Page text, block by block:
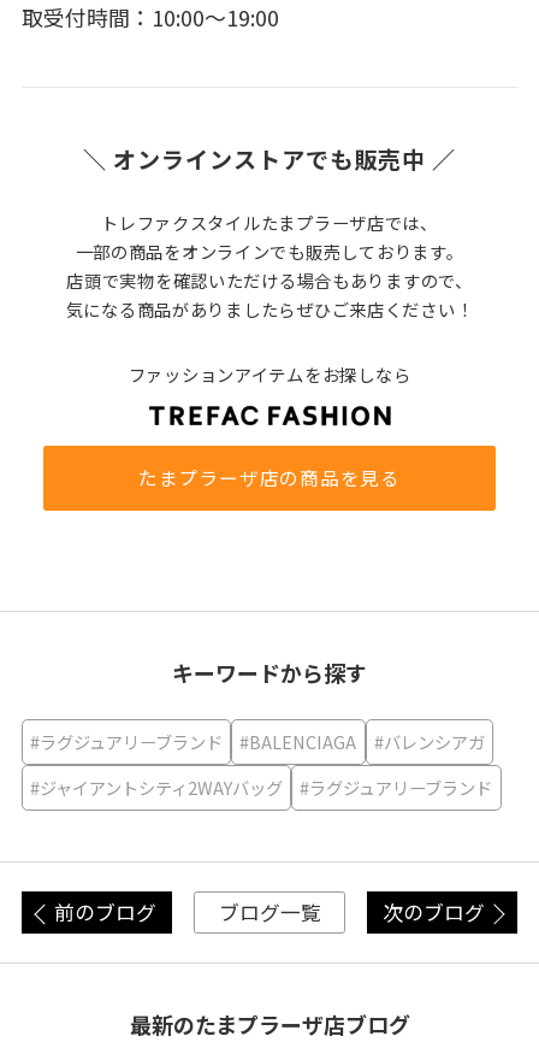
取受付時間：10:00～19:00
＼ オンラインストアでも販売中 ／
トレファクスタイルたまプラーザ店では、
一部の商品をオンラインでも販売しております。
店頭で実物を確認いただける場合もありますので、
気になる商品がありましたらぜひご来店ください！
ファッションアイテムをお探しなら
たまプラーザ店の商品を見る
キーワードから探す
#ラグジュアリーブランド #BALENCIAGA
#バレンシアガ
#ジャイアントシティ2WAYバッグ
#ラグジュアリーブランド
前のブログ ブログ一覧 次のブログ
最新のたまプラーザ店ブログ